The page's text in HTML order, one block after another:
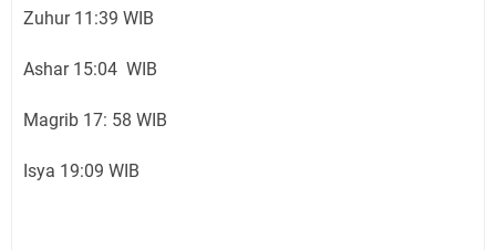
Zuhur 11:39 WIB
Ashar 15:04 WIB
Magrib 17: 58 WIB
Isya 19:09 WIB